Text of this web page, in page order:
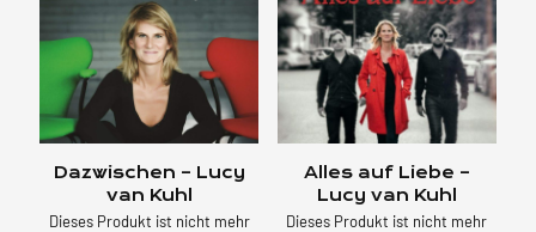
Dazwischen – Lucy
van Kuhl
Dieses Produkt ist nicht mehr
Alles auf Liebe –
Lucy van Kuhl
Dieses Produkt ist nicht mehr